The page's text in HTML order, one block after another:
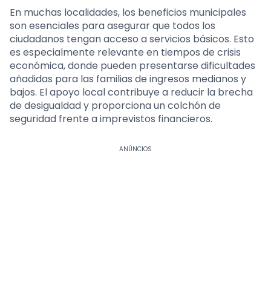
En muchas localidades, los beneficios municipales
son esenciales para asegurar que todos los
ciudadanos tengan acceso a servicios básicos. Esto
es especialmente relevante en tiempos de crisis
económica, donde pueden presentarse dificultades
añadidas para las familias de ingresos medianos y
bajos. El apoyo local contribuye a reducir la brecha
de desigualdad y proporciona un colchón de
seguridad frente a imprevistos financieros.
ANÚNCIOS